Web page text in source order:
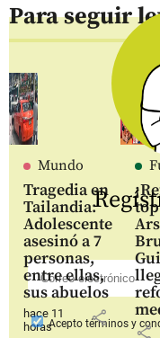
Para seguir
Mundo
Tragedia en
Tailandia:
Adolescente
asesinó a 7
personas,
entre ellas,
sus abuelos
hace 11
horas
share
share
Aceptotérminos y